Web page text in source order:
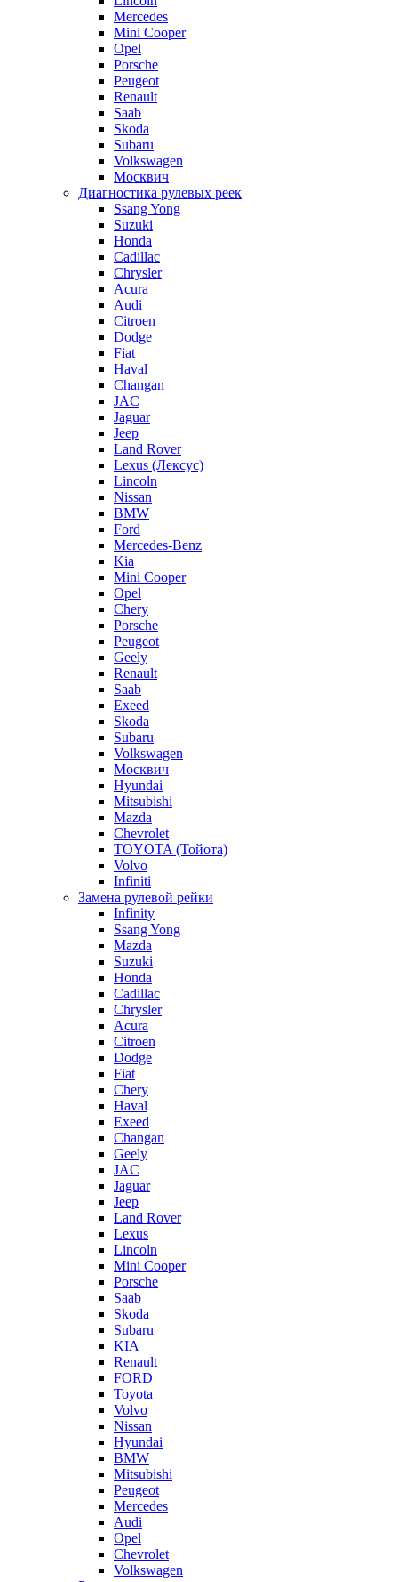
Mercedes
Mini Cooper
Opel
Porsche
Peugeot
Renault
Saab
Skoda
Subaru
Volkswagen
Москвич
Диагностика рулевых реек
Ssang Yong
Suzuki
Honda
Cadillac
Chrysler
Acura
Audi
Citroen
Dodge
Fiat
Haval
Changan
JAC
Jaguar
Jeep
Land Rover
Lexus (Лексус)
Lincoln
Nissan
BMW
Ford
Mercedes-Benz
Kia
Mini Cooper
Opel
Chery
Porsche
Peugeot
Geely
Renault
Saab
Exeed
Skoda
Subaru
Volkswagen
Москвич
Hyundai
Mitsubishi
Mazda
Chevrolet
TOYOTA (Тойота)
Volvo
Infiniti
Замена рулевой рейки
Infinity
Ssang Yong
Mazda
Suzuki
Honda
Cadillac
Chrysler
Acura
Citroen
Dodge
Fiat
Chery
Haval
Exeed
Changan
Geely
JAC
Jaguar
Jeep
Land Rover
Lexus
Lincoln
Mini Cooper
Porsche
Saab
Skoda
Subaru
KIA
Renault
FORD
Toyota
Volvo
Nissan
Hyundai
BMW
Mitsubishi
Peugeot
Mercedes
Audi
Opel
Chevrolet
Volkswagen